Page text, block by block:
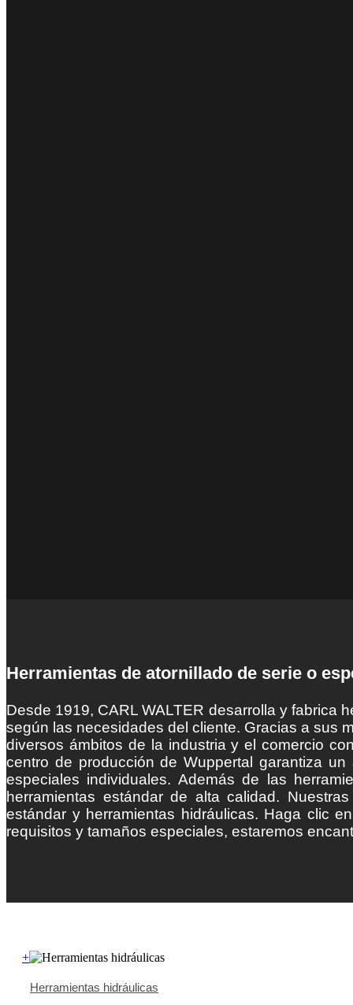
Herramientas de atornillado de serie o
Desde 1919, CARL WALTER desarrolla y fabrica
según las necesidades del cliente. Gracias a sus
diversos ámbitos de la industria y el comercio
centro de producción de Wuppertal garantiza
especiales individuales. Además de las
herramientas estándar de alta calidad.
estándar y herramientas hidráulicas. Haga clic
requisitos y tamaños especiales, estaremos
+
Herramientas hidráulicas